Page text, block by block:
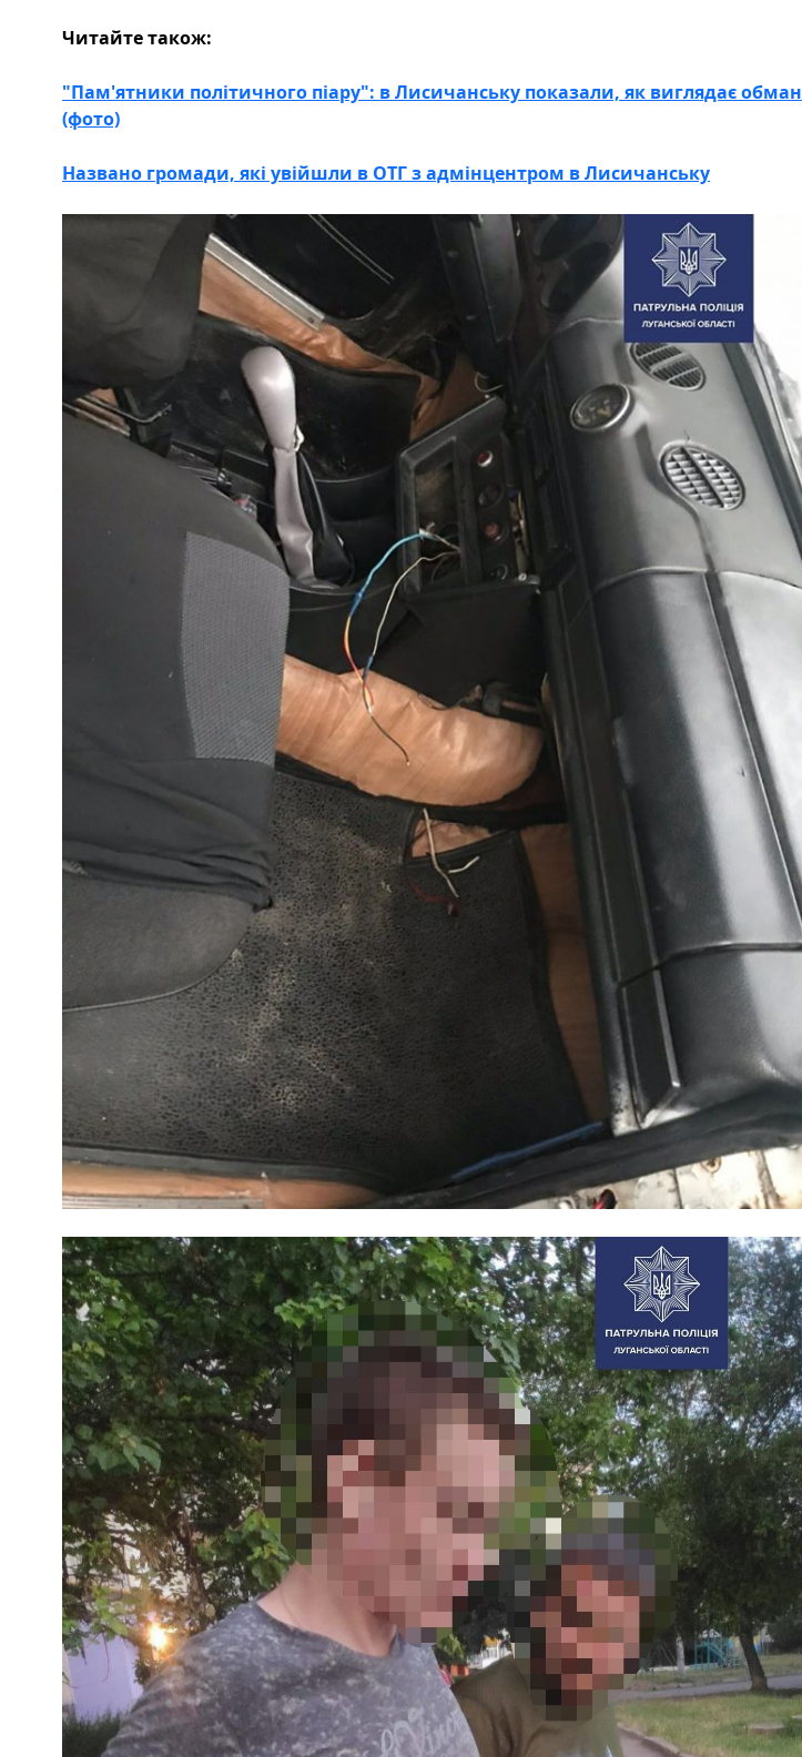
Читайте також:
"Пам'ятники політичного піару": в Лисичанську показали, як виглядає обман
(фото)
Названо громади, які увійшли в ОТГ з адмінцентром в Лисичанську